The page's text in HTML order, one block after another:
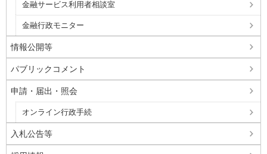
金融サービス利用者相談室
金融行政モニター
情報公開等
パブリックコメント
申請・届出・照会
オンライン行政手続
入札公告等